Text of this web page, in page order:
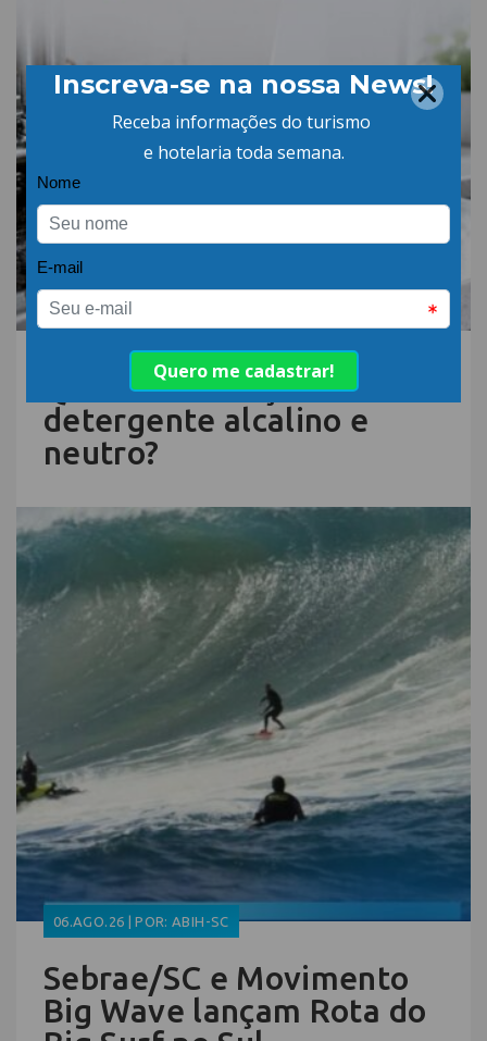
06.AGO.26 | POR: ABIH-SC
Qual a diferença entre
detergente alcalino e
neutro?
06.AGO.26 | POR: ABIH-SC
Sebrae/SC e Movimento
Big Wave lançam Rota do